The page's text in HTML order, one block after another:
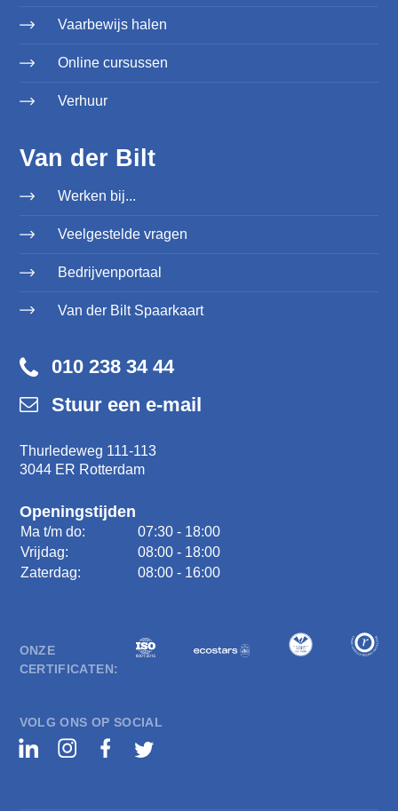
Vaarbewijs halen
Online cursussen
Verhuur
Van der Bilt
Werken bij...
Veelgestelde vragen
Bedrijvenportaal
Van der Bilt Spaarkaart
010 238 34 44
Stuur een e-mail
Thurledeweg 111-113
3044 ER Rotterdam
Openingstijden
Ma t/m do:
07:30 - 18:00
Vrijdag:
08:00 - 18:00
Zaterdag:
08:00 - 16:00
ONZE
CERTIFICATEN:
VOLG ONS OP SOCIAL